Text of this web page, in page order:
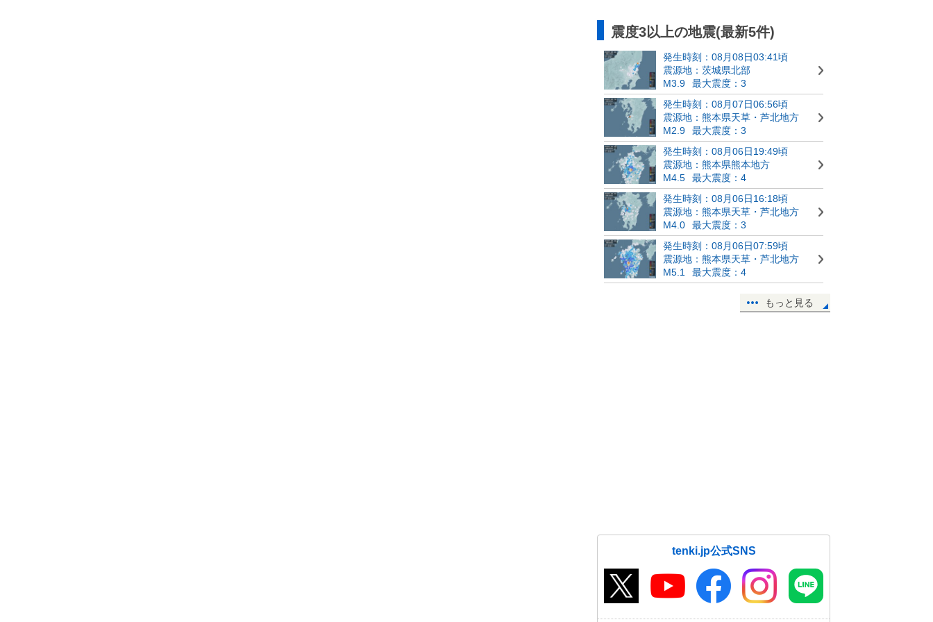
震度3以上の地震(最新5件)
発生時刻：08月08日03:41頃
震源地：茨城県北部
M3.9
最大震度：3
発生時刻：08月07日06:56頃
震源地：熊本県天草・芦北地方
M2.9
最大震度：3
発生時刻：08月06日19:49頃
震源地：熊本県熊本地方
M4.5
最大震度：4
発生時刻：08月06日16:18頃
震源地：熊本県天草・芦北地方
M4.0
最大震度：3
発生時刻：08月06日07:59頃
震源地：熊本県天草・芦北地方
M5.1
最大震度：4
もっと見る
tenki.jp公式SNS